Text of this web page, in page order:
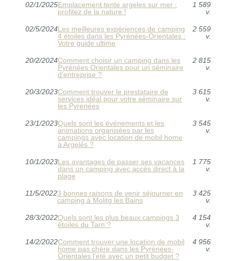
02/1/2025Emplacement tente argeles sur mer :
profitez de la nature !
1 589
v.
02/5/2024Les meilleures expériences de camping
4 étoiles dans les Pyrénées-Orientales :
Votre guide ultime
2 559
v.
20/2/2024Comment choisir un camping dans les
Pyrénées Orientales pour un séminaire
d'entreprise ?
2 815
v.
20/3/2023Comment trouver le prestataire de
services idéal pour votre séminaire sur
les Pyrénées
3 615
v.
23/1/2023Quels sont les événements et les
animations organisées par les
campings avec location de mobil home
à Argelès ?
3 545
v.
10/1/2023Les avantages de passer ses vacances
dans un camping avec accès direct à la
plage
1 775
v.
11/5/20223 bonnes raisons de venir séjourner en
camping à Molitg les Bains
3 425
v.
28/3/2022Quels sont les plus beaux campings 3
étoiles du Tarn ?
4 154
v.
14/2/2022Comment trouver une location de mobil
home pas chère dans les Pyrénées-
Orientales l'été avec un petit budget ?
4 956
v.